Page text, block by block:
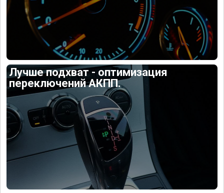
Лучше подхват - оптимизация
переключений АКПП.